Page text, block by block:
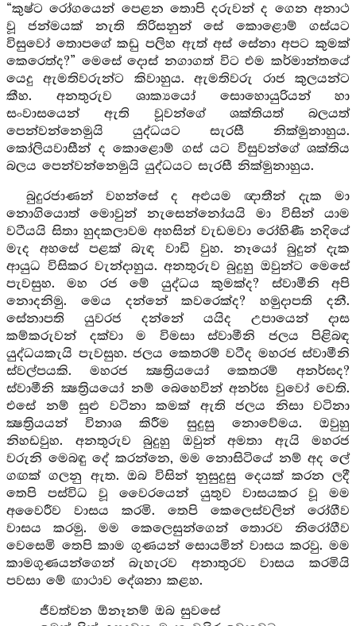
“කුෂ්ට රෝගයෙන් පෙළන තොපි දරුවන් ද ගෙන අනාථ
වූ ජන්මයක් නැති තිරිසනුන් සේ කොළොම් ගස්යට
විසුවෝ තොපගේ කඩු පලිහ ඇත් අස් සේනා අපට කුමක්
කෙරෙත්ද?” මෙසේ දොස් නගාගත් විට එම කර්මාන්තයේ
යෙදු ඇමතිවරුන්ට කිවාහුය. ඇමතිවරු රාජ කුලයන්ට
කීහ. අනතුරුව ශාක්‍යයෝ සොහොයුරියන් හා
සංවාසයෙන් ඇති වූවන්ගේ ශක්තියත් බලයත්
පෙන්වන්නෙමුයි යුද්ධයට සැරසී නික්මුනාහුය.
කෝලියවාසීන් ද කොළොම් ගස් යට විසුවන්ගේ ශක්තිය
බලය පෙන්වන්නෙමුයි යුද්ධයට සැරසී නික්මුනාහුය.
බුදුරජාණන් වහන්සේ ද අළුයම ඥාතීන් දැක මා
නොගියොත් මොවුන් නැසෙන්නෝයයි මා විසින් යාම
වටීයයි සිතා හුදකලාවම අහසින් වැඩමවා රෝහිණී නදියේ
මැද අහසේ පළක් බැඳ වාඩි වුහ. නෑයෝ බුදුන් දැක
ආයුධ විසිකර වැන්දාහුය. අනතුරුව බුදුහු ඔවුන්ට මෙසේ
පැවසුහ. මහ රජ මේ යුද්ධය කුමක්ද? ස්වාමීනි අපි
නොදනිමු. මෙය දන්නේ කවරෙක්ද? හමුදාපති දනී.
සේනාපති යුවරජ දන්නේ යයිද උපායෙන් දාස
කම්කරුවන් දක්වා ම විමසා ස්වාමීනි ජලය පිළිබඳ
යුද්ධයකැයි පැවසුහ. ජලය කෙතරම් වටීද මහරජ ස්වාමීනි
ස්වල්පයකි. මහරජ ක්‍ෂත්‍රියයෝ කෙතරම් අනර්ඝද?
ස්වාමීනි ක්‍ෂත්‍රියයෝ නම් බෙහෙවින් අනර්ඝ වුවෝ වෙති.
එසේ නම් සුළු වටිනා කමක් ඇති ජලය නිසා වටිනා
ක්‍ෂත්‍රියයන් විනාශ කිරීම සුදුසු නොවේමය. ඔවුහු
නිහඩවුහ. අනතුරුව බුදුහු ඔවුන් අමතා ඇයි මහරජ
වරුනි මෙබඳු දේ කරන්නෙ, මම නොසිටියේ නම් අද ලේ
ගඟක් ගලනු ඇත. ඔබ විසින් නුසුදුසු දෙයක් කරන ලදී
තෙපි පස්විධ වූ වෛරයෙන් යුතුව වාසයකර වූ මම
අවෛරීව වාසය කරමි. තෙපි කෙලෙස්වලින් රෝගීව
වාසය කරමු. මම කෙලෙසුන්ගෙන් තොරව නිරෝගීව
වෙසෙමි තෙපි කාම ගුණයන් සොයමින් වාසය කරවු. මම
කාමගුණයන්ගෙන් බැහැරව අනාතුරව වාසය කරමියි
පවසා මේ ඟාථාව දේශනා කළහ.
ජීවත්වන ඕනෑනම් ඔබ සුවසේ